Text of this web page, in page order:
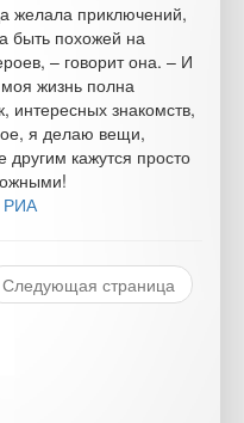
желала приключений,
быть похожей на
– говорит она. – И
жизнь полна
интересных знакомств,
я делаю вещи,
другим кажутся просто
РИА
Следующая страница